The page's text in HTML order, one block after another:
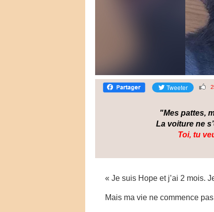
"Mes pattes,
La voiture ne
Toi, tu
« Je suis Hope et j’ai 2 mois.
Mais ma vie ne commence